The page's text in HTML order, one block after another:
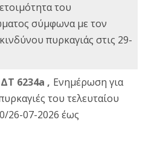
του
σύμφωνα με τον
πυρκαγιάς στις 29-
6234a , Ενημέρωση για
του τελευταίου
26-07-2026 έως